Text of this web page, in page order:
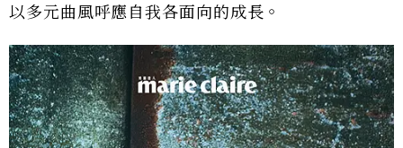
以多元曲風呼應自我各面向的成長。